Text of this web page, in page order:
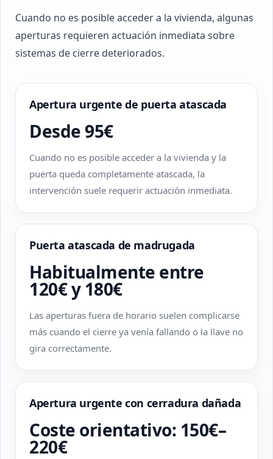
Cuando no es posible acceder a la vivienda, algunas
aperturas requieren actuación inmediata sobre
sistemas de cierre deteriorados.
Apertura urgente de puerta atascada
Desde 95€
Cuando no es posible acceder a la vivienda y la
puerta queda completamente atascada, la
intervención suele requerir actuación inmediata.
Puerta atascada de madrugada
Habitualmente entre
120€ y 180€
Las aperturas fuera de horario suelen complicarse
más cuando el cierre ya venía fallando o la llave no
gira correctamente.
Apertura urgente con cerradura dañada
Coste orientativo: 150€–
220€